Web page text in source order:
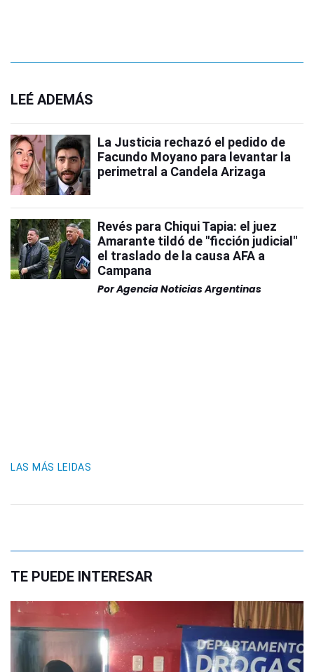
LEÉ ADEMÁS
La Justicia rechazó el pedido de
Facundo Moyano para levantar la
perimetral a Candela Arizaga
Revés para Chiqui Tapia: el juez
Amarante tildó de "ficción judicial"
el traslado de la causa AFA a
Campana
PorAgencia Noticias Argentinas
LAS MÁS LEIDAS
TE PUEDE INTERESAR